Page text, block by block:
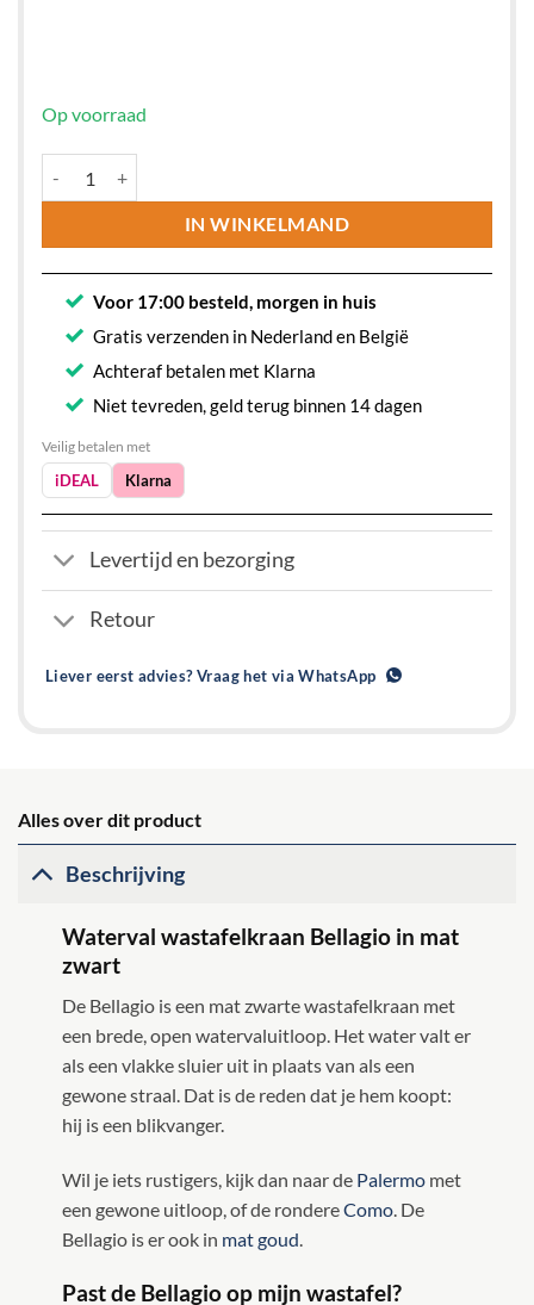
Op voorraad
IN WINKELMAND
Voor 17:00 besteld, morgen in huis
Gratis verzenden in Nederland en België
Achteraf betalen met Klarna
Niet tevreden, geld terug binnen 14 dagen
Veilig betalen met
iDEAL Klarna
Levertijd en bezorging
Retour
Liever eerst advies? Vraag het via WhatsApp
Alles over dit product
Beschrijving
Waterval wastafelkraan Bellagio in mat
zwart
De Bellagio is een mat zwarte wastafelkraan met
een brede, open watervaluitloop. Het water valt er
als een vlakke sluier uit in plaats van als een
gewone straal. Dat is de reden dat je hem koopt:
hij is een blikvanger.
Wil je iets rustigers, kijk dan naar de Palermomet
een gewone uitloop, of de rondereComo. De
Bellagio is er ook in mat goud.
Past de Bellagio op mijn wastafel?